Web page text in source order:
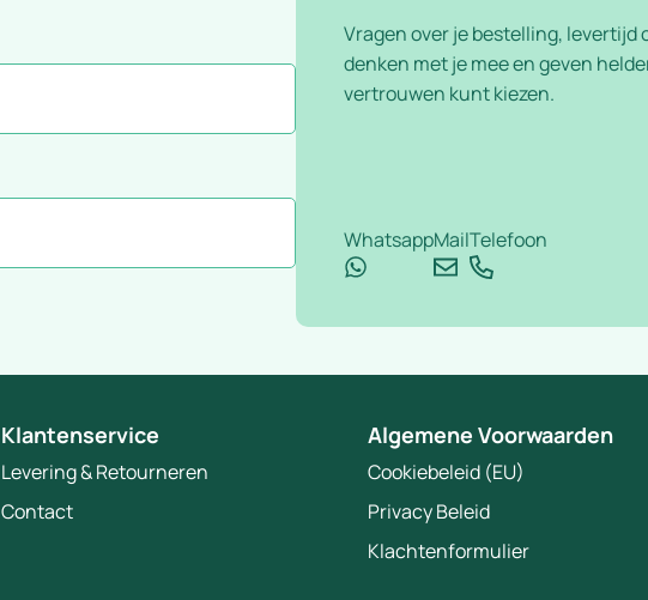
Vragen over je bestelling, levertijd
denken met je mee en geven
vertrouwen kunt kiezen.
WhatsappMailTelefoon
Klantenservice
Levering & Retourneren
Contact
Algemene Voorwaarden
Cookiebeleid (EU)
Privacy Beleid
Klachtenformulier